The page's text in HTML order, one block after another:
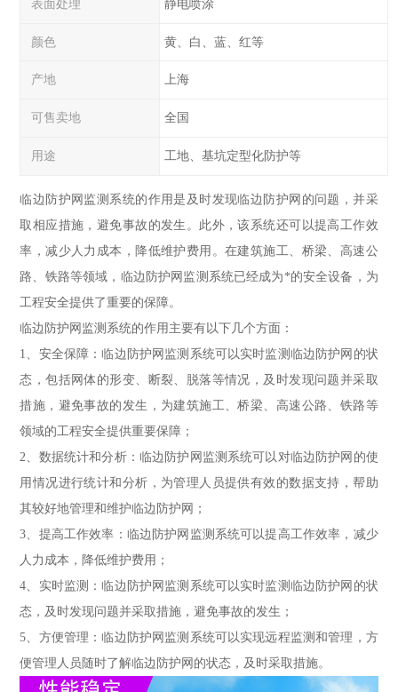
表面处理 静电喷涂
颜色 黄、白、蓝、红等
产地 上海
可售卖地 全国
用途 工地、基坑定型化防护等
临边防护网监测系统的作用是及时发现临边防护网的问题，并采
取相应措施，避免事故的发生。此外，该系统还可以提高工作效
率，减少人力成本，降低维护费用。在建筑施工、桥梁、高速公
路、铁路等领域，临边防护网监测系统已经成为*的安全设备，为
工程安全提供了重要的保障。
临边防护网监测系统的作用主要有以下几个方面：
1、安全保障：临边防护网监测系统可以实时监测临边防护网的状
态，包括网体的形变、断裂、脱落等情况，及时发现问题并采取
措施，避免事故的发生，为建筑施工、桥梁、高速公路、铁路等
领域的工程安全提供重要保障；
2、数据统计和分析：临边防护网监测系统可以对临边防护网的使
用情况进行统计和分析，为管理人员提供有效的数据支持，帮助
其较好地管理和维护临边防护网；
3、提高工作效率：临边防护网监测系统可以提高工作效率，减少
人力成本，降低维护费用；
4、实时监测：临边防护网监测系统可以实时监测临边防护网的状
态，及时发现问题并采取措施，避免事故的发生；
5、方便管理：临边防护网监测系统可以实现远程监测和管理，方
便管理人员随时了解临边防护网的状态，及时采取措施。